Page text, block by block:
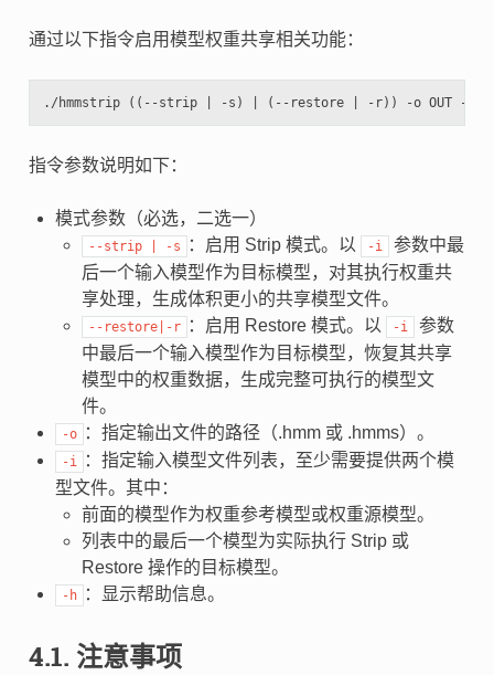
通过以下指令启用模型权重共享相关功能：
指令参数说明如下：
模式参数（必选，二选一）
--strip -s ：启用 Strip 模式。以 -i
参数中最
后一个输入模型作为目标模型，对其执行权重共
享处理，生成体积更小的共享模型文件。
--restore|-r ：启用 Restore 模式。以 -i
参数
中最后一个输入模型作为目标模型，恢复其共享
模型中的权重数据，生成完整可执行的模型文
件。
-o ：指定输出文件的路径（.hmm 或 .hmms）。
-i
：指定输入模型文件列表，至少需要提供两个模
型文件。其中：
前面的模型作为权重参考模型或权重源模型。
列表中的最后一个模型为实际执行 Strip 或
Restore 操作的目标模型。
-h ：显示帮助信息。
4.1. 注意事项